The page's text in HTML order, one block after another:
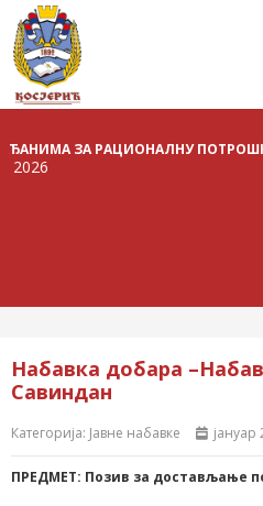
ЗА РАЦИОНАЛНУ ПОТРОШЊУ
Набавка добара
Савиндан
Категорија: Јавне набавке јануар
ПРЕДМЕТ: Позив за достављање